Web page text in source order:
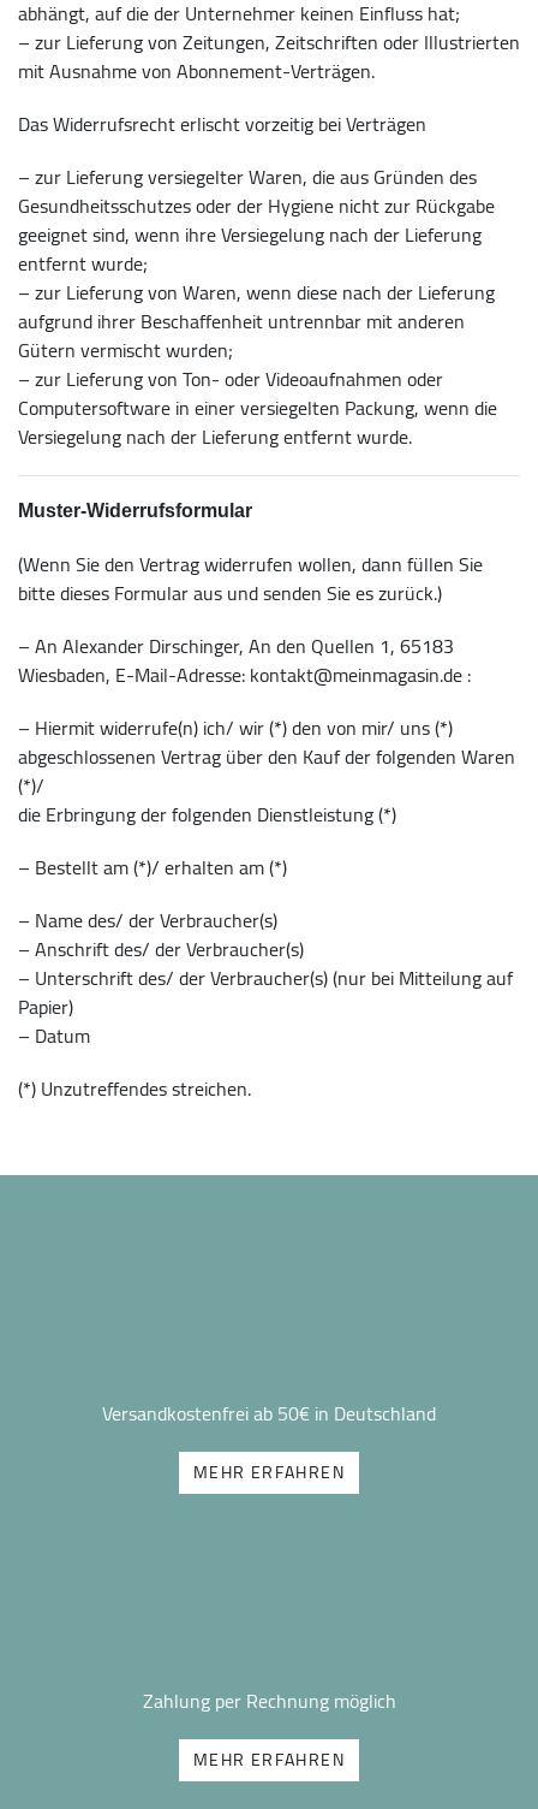
abhängt, auf die der Unternehmer keinen Einfluss hat;
– zur Lieferung von Zeitungen, Zeitschriften oder Illustrierten
mit Ausnahme von Abonnement-Verträgen.
Das Widerrufsrecht erlischt vorzeitig bei Verträgen
– zur Lieferung versiegelter Waren, die aus Gründen des
Gesundheitsschutzes oder der Hygiene nicht zur Rückgabe
geeignet sind, wenn ihre Versiegelung nach der Lieferung
entfernt wurde;
– zur Lieferung von Waren, wenn diese nach der Lieferung
aufgrund ihrer Beschaffenheit untrennbar mit anderen
Gütern vermischt wurden;
– zur Lieferung von Ton- oder Videoaufnahmen oder
Computersoftware in einer versiegelten Packung, wenn die
Versiegelung nach der Lieferung entfernt wurde.
Muster-Widerrufsformular
(Wenn Sie den Vertrag widerrufen wollen, dann füllen Sie
bitte dieses Formular aus und senden Sie es zurück.)
– An Alexander Dirschinger, An den Quellen 1, 65183
Wiesbaden, E-Mail-Adresse: kontakt@meinmagasin.de :
– Hiermit widerrufe(n) ich/ wir (*) den von mir/ uns (*)
abgeschlossenen Vertrag über den Kauf der folgenden Waren
(*)/
die Erbringung der folgenden Dienstleistung (*)
– Bestellt am (*)/ erhalten am (*)
– Name des/ der Verbraucher(s)
– Anschrift des/ der Verbraucher(s)
– Unterschrift des/ der Verbraucher(s) (nur bei Mitteilung auf
Papier)
– Datum
(*) Unzutreffendes streichen.
Versandkostenfrei ab 50€ in Deutschland
MEHR ERFAHREN
Zahlung per Rechnung möglich
MEHR ERFAHREN